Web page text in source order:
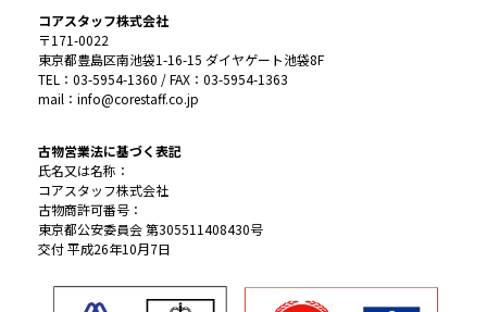
コアスタッフ株式会社
〒171-0022
東京都豊島区南池袋1-16-15 ダイヤゲート池袋8F
TEL：03-5954-1360 / FAX：03-5954-1363
mail：info@corestaff.co.jp
古物営業法に基づく表記
氏名又は名称：
コアスタッフ株式会社
古物商許可番号：
東京都公安委員会 第305511408430号
交付 平成26年10月7日